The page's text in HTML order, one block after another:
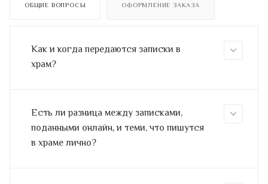
ОБЩИЕ ВОПРОСЫ ОФОРМЛЕНИЕ ЗАКАЗА
Как и когда передаются записки в
храм?
Есть ли разница между записками,
поданными онлайн, и теми, что пишутся
в храме лично?